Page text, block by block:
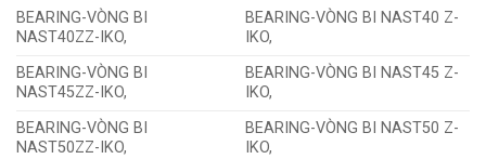
BEARING-VÒNG BI
NAST40ZZ-IKO,
BEARING-VÒNG BI NAST40 Z-
IKO,
BEARING-VÒNG BI
NAST45ZZ-IKO,
BEARING-VÒNG BI NAST45 Z-
IKO,
BEARING-VÒNG BI
NAST50ZZ-IKO,
BEARING-VÒNG BI NAST50 Z-
IKO,